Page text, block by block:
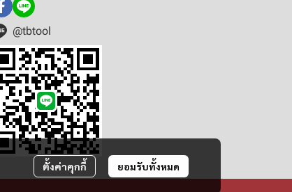
ตั้งค่าคุกกี้ ยอมรับทั้งหมด
@tbtool